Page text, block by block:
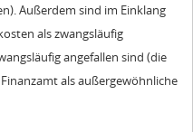
Außerdem sind im Einklang
als zwangsläufig
angefallen sind (die
als außergewöhnliche